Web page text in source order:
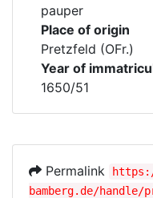
pauper
Place of origin
Pretzfeld (OFr.)
Year of
1650/51
Permalink
bamberg.de/handle/